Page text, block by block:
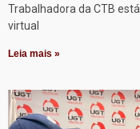
Trabalhadora da CTB
virtual
Leia mais »